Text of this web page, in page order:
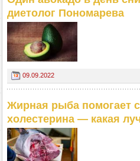
диетолог Пономарева
09.09.2022
Жирная рыба помогает
холестерина — какая